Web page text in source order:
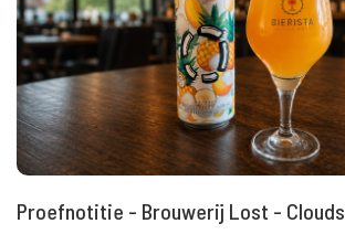
Proefnotitie - Brouwerij Lost - Clouds